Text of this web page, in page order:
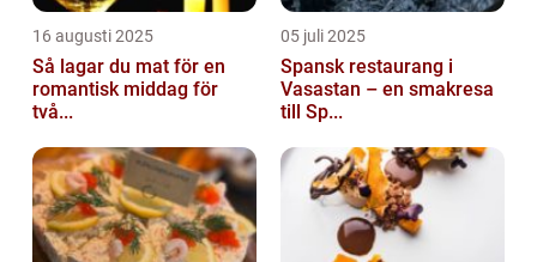
16 augusti 2025
Så lagar du mat för en
romantisk middag för
två...
05 juli 2025
Spansk restaurang i
Vasastan – en smakresa
till Sp...